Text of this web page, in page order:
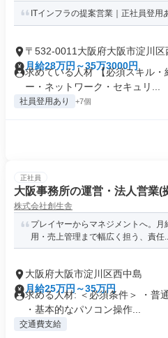
ITインフラの提案営業｜正社員登用
〒532-0011大阪府大阪市淀川区
月給28万円～35万3000円
求めている人材 【必須スキル
ー・ネットワーク・セキュリ...
社員登用あり +7個
正社員
大阪事務所の運営・法人営業(
株式会社創生舎
プレイヤーからマネジメントへ。
用・売上管理まで幅広く担う、責任
大阪府大阪市淀川区西中島
月給25万円～35万円
求める人材: ＜必須条件＞ ・普
・基本的なパソコン操作...
交通費支給